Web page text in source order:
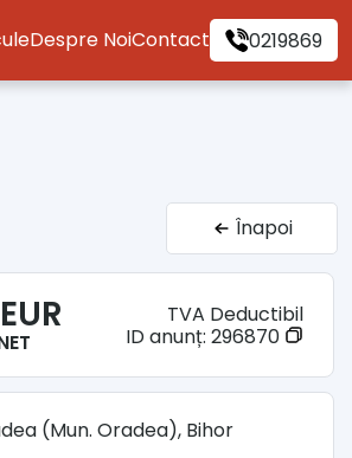
Despre NoiContact 0219869
Înapoi
TVA Deductibil
ID anunț: 296870
(Mun. Oradea), Bihor